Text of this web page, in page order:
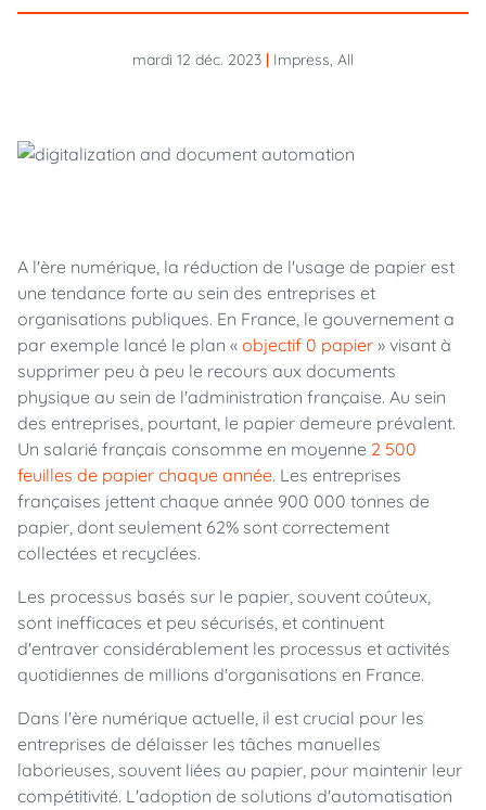
mardi 12 déc. 2023 | Impress, All
A l'ère numérique, la réduction de l'usage de papier est
une tendance forte au sein des entreprises et
organisations publiques. En France, le gouvernement a
par exemple lancé le plan « objectif 0 papier » visant à
supprimer peu à peu le recours aux documents
physique au sein de l'administration française. Au sein
des entreprises, pourtant, le papier demeure prévalent.
Un salarié français consomme en moyenne 2 500
feuilles de papier chaque année. Les entreprises
françaises jettent chaque année 900 000 tonnes de
papier, dont seulement 62% sont correctement
collectées et recyclées.
Les processus basés sur le papier, souvent coûteux,
sont inefficaces et peu sécurisés, et continuent
d'entraver considérablement les processus et activités
quotidiennes de millions d'organisations en France.
Dans l'ère numérique actuelle, il est crucial pour les
entreprises de délaisser les tâches manuelles
laborieuses, souvent liées au papier, pour maintenir leur
compétitivité. L'adoption de solutions d'automatisation